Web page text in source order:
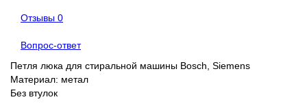
Отзывы 0
Вопрос-ответ
Петля люка для стиральной машины Bosch, Siemens
Материал: метал
Без втулок